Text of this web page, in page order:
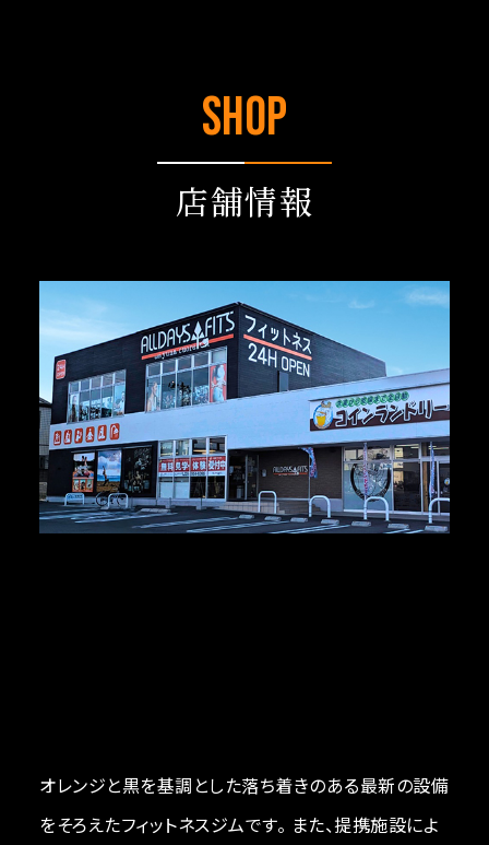
SHOP
店舗情報
オレンジと黒を基調とした落ち着きのある最新の設備
をそろえたフィットネスジムです。 また、提携施設によ